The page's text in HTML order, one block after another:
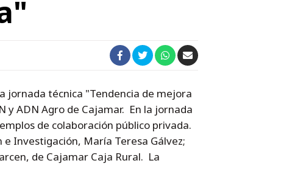
jornada técnica "Tendencia de mejora
ADN Agro de Cajamar. En la jornada
de colaboración público privada.
Investigación, María Teresa Gálvez;
de Cajamar Caja Rural. La